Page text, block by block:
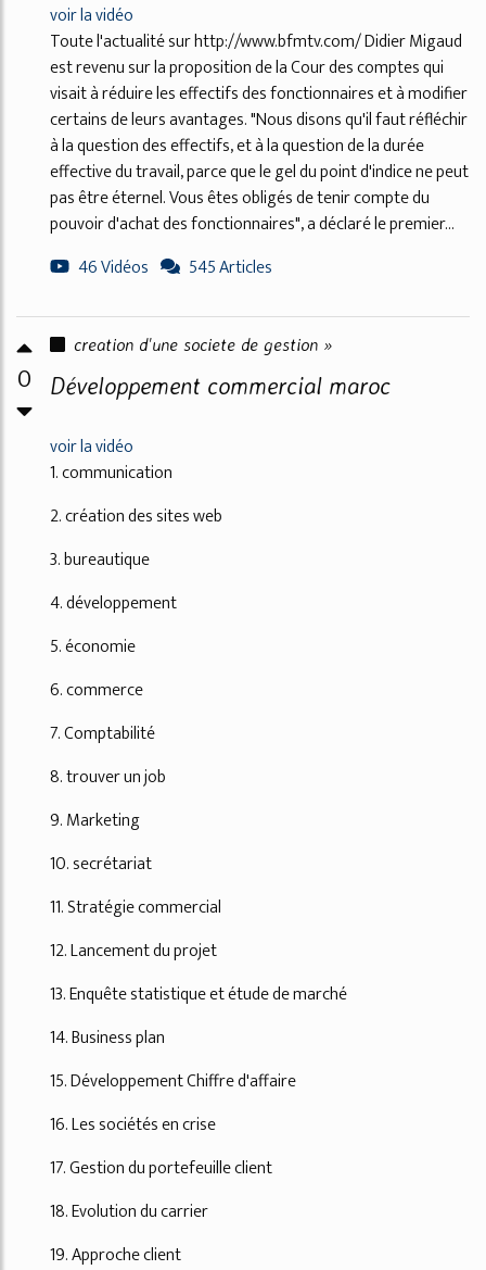
voir la vidéo
Toute l'actualité sur http://www.bfmtv.com/ Didier Migaud
est revenu sur la proposition de la Cour des comptes qui
visait à réduire les effectifs des fonctionnaires et à modifier
certains de leurs avantages. "Nous disons qu'il faut réfléchir
à la question des effectifs, et à la question de la durée
effective du travail, parce que le gel du point d'indice ne peut
pas être éternel. Vous êtes obligés de tenir compte du
pouvoir d'achat des fonctionnaires", a déclaré le premier...
46 Vidéos
545 Articles
0
creation d'une societe de gestion »
Développement commercial maroc
voir la vidéo
1. communication
2. création des sites web
3. bureautique
4. développement
5. économie
6. commerce
7. Comptabilité
8. trouver un job
9. Marketing
10. secrétariat
11. Stratégie commercial
12. Lancement du projet
13. Enquête statistique et étude de marché
14. Business plan
15. Développement Chiffre d'affaire
16. Les sociétés en crise
17. Gestion du portefeuille client
18. Evolution du carrier
19. Approche client